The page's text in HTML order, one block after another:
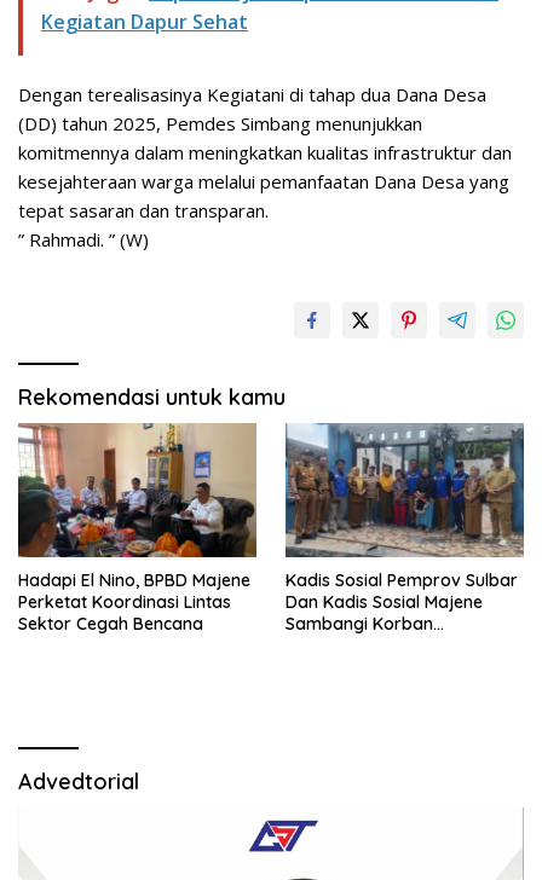
Kegiatan Dapur Sehat
Dengan terealisasinya Kegiatani di tahap dua Dana Desa
(DD) tahun 2025, Pemdes Simbang menunjukkan
komitmennya dalam meningkatkan kualitas infrastruktur dan
kesejahteraan warga melalui pemanfaatan Dana Desa yang
tepat sasaran dan transparan.
” Rahmadi. ” (W)
Rekomendasi untuk kamu
Hadapi El Nino, BPBD Majene
Perketat Koordinasi Lintas
Sektor Cegah Bencana
Kadis Sosial Pemprov Sulbar
Dan Kadis Sosial Majene
Sambangi Korban
Advedtorial